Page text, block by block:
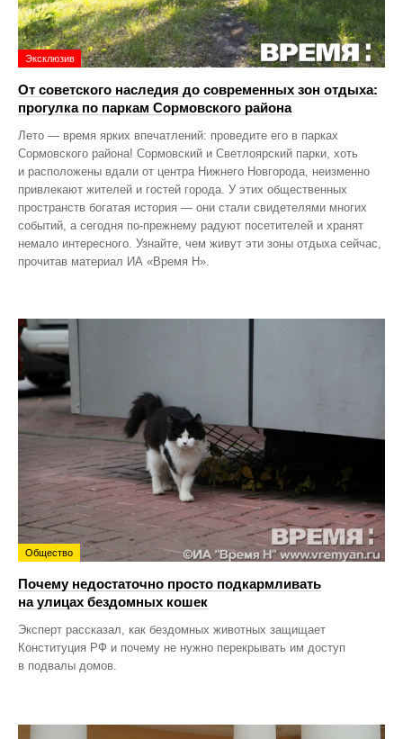
Эксклюзив
От советского наследия до современных зон отдыха:
прогулка по паркам Сормовского района
Лето — время ярких впечатлений: проведите его в парках
Сормовского района! Сормовский и Светлоярский парки, хоть
и расположены вдали от центра Нижнего Новгорода, неизменно
привлекают жителей и гостей города. У этих общественных
пространств богатая история — они стали свидетелями многих
событий, а сегодня по‑прежнему радуют посетителей и хранят
немало интересного. Узнайте, чем живут эти зоны отдыха сейчас,
прочитав материал ИА «Время Н».
Общество
Почему недостаточно просто подкармливать
на улицах бездомных кошек
Эксперт рассказал, как бездомных животных защищает
Конституция РФ и почему не нужно перекрывать им доступ
в подвалы домов.